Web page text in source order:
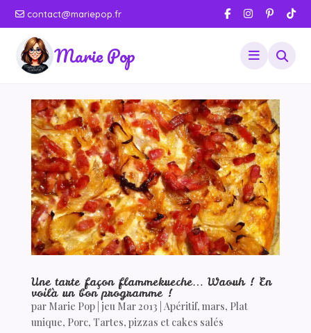
contact@mariepop.fr
Marie Pop
Une tarte façon flammekueche… Waouh ! En
voilà un bon programme !
par Marie Pop| jeu Mar 2013 Apéritif, mars, Plat
unique, Porc, Tartes, pizzas et cakes salés